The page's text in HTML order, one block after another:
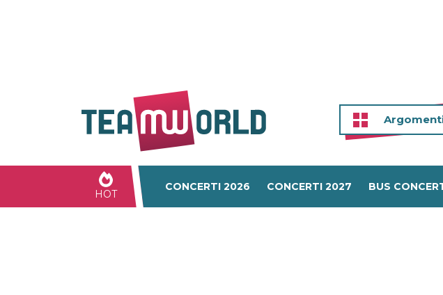
HOT
CONCERTI 2026 CONCERTI 2027 BUS